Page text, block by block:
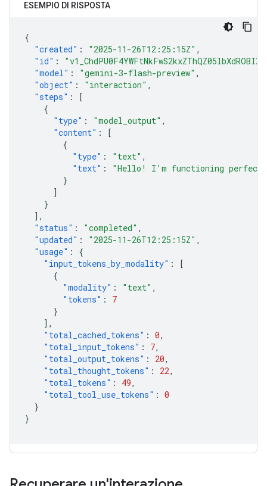
ESEMPIO DI RISPOSTA
{
"created" : "2025-11-26T12:25:15Z" ,
"id" :
"model" : "gemini-3-flash-preview" ,
"object" : "interaction" ,
"steps" :
[
{
"type" : "model_output" ,
"content" :
[
{
"type" : "text" ,
"text" :
"Hello! I'm functioning
}
]
}
],
"status" : "completed" ,
"updated" : "2025-11-26T12:25:15Z" ,
"usage" :
{
"input_tokens_by_modality" :
[
{
"modality" : "text" ,
"tokens" :
7
}
],
"total_cached_tokens" : 0,
"total_input_tokens" : 7,
"total_output_tokens" : 20,
"total_thought_tokens" : 22,
"total_tokens" : 49,
"total_tool_use_tokens" : 0
}
}